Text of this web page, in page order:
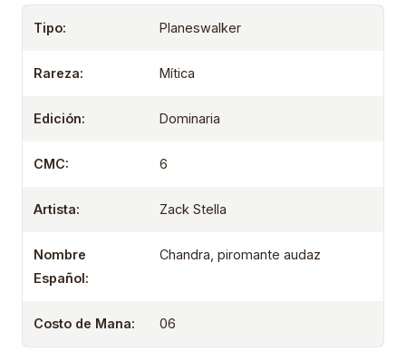
Tipo: Planeswalker
Rareza: Mítica
Edición: Dominaria
CMC: 6
Artista: Zack Stella
Nombre
Español:
Chandra, piromante audaz
Costo de Mana: 06